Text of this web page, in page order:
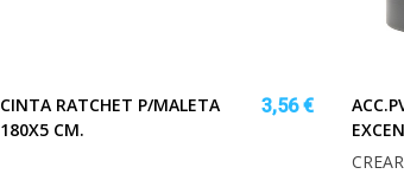
CINTA RATCHET P/MALETA
180X5 CM.
3,56 €